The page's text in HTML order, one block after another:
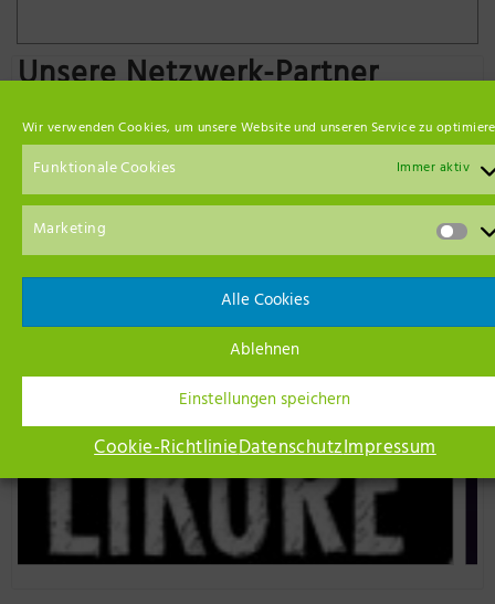
Wir verwenden Cookies, um unsere Website und unseren Service zu
Funktionale Cookies Immer aktiv
Marketing
Alle Cookies
Ablehnen
Einstellungen speichern
Cookie-RichtlinieDatenschutzImpressum
Unsere Netzwerk-Partner